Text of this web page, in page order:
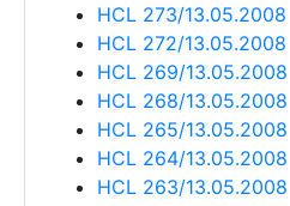
HCL 273/13.05.2008
HCL 272/13.05.2008
HCL 269/13.05.2008
HCL 268/13.05.2008
HCL 265/13.05.2008
HCL 264/13.05.2008
HCL 263/13.05.2008